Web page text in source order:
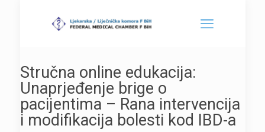
Stručna online edukacija:
Unaprjeđenje brige o
pacijentima – Rana intervencija
i modifikacija bolesti kod IBD-a